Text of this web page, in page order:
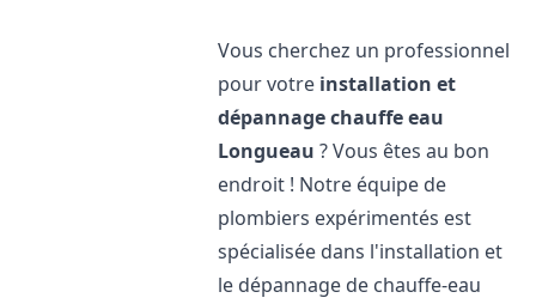
Vous cherchez un professionnel
pour votre installation et
dépannage chauffe eau
Longueau ? Vous êtes au bon
endroit ! Notre équipe de
plombiers expérimentés est
spécialisée dans l'installation et
le dépannage de chauffe-eau